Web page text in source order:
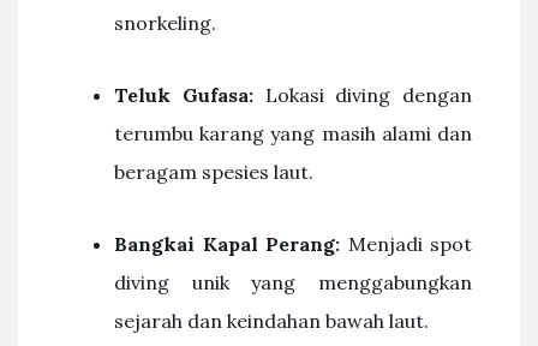
snorkeling.
Teluk Gufasa:Lokasi diving dengan
terumbu karang yang masih alami dan
beragam spesies laut.
Bangkai Kapal Perang: Menjadi spot
diving unik yang menggabungkan
sejarah dan keindahan bawah laut.